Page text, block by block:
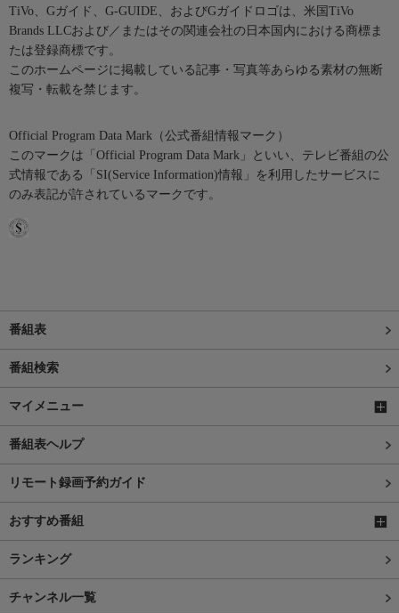
TiVo、Gガイド、G-GUIDE、およびGガイドロゴは、米国TiVo
Brands LLCおよび／またはその関連会社の日本国内における商標ま
たは登録商標です。
このホームページに掲載している記事・写真等あらゆる素材の無断
複写・転載を禁じます。
Official Program Data Mark（公式番組情報マーク）
このマークは「Official Program Data Mark」といい、テレビ番組の公
式情報である「SI(Service Information)情報」を利用したサービスに
のみ表記が許されているマークです。
番組表
番組検索
マイメニュー
番組表ヘルプ
リモート録画予約ガイド
おすすめ番組
ランキング
チャンネル一覧